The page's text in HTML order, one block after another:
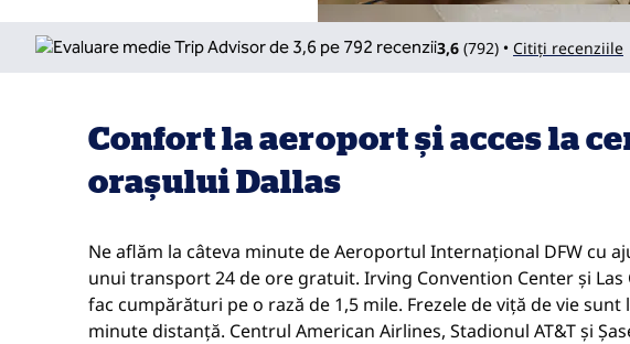
3,6 (792) • Citiți recenziile
Confort la aeroport și acces la
orașului Dallas
Ne aflăm la câteva minute de Aeroportul Internațional DFW cu
unui transport 24 de ore gratuit. Irving Convention Center și Las
fac cumpărături pe o rază de 1,5 mile. Frezele de viță de vie sunt
minute distanță. Centrul American Airlines, Stadionul AT&T și